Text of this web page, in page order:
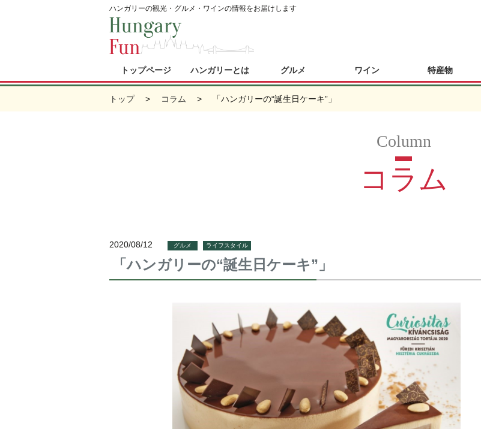
ハンガリーの観光・グルメ・ワインの情報をお届けします
トップページ ハンガリーとは グルメ ワイン 特産物
トップ コラム 「ハンガリーの“誕生日ケーキ”」
コラム
2020/08/12 グルメ ライフスタイル
「ハンガリーの“誕生日ケーキ”」